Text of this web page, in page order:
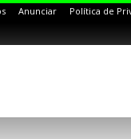
Anunciar Política de